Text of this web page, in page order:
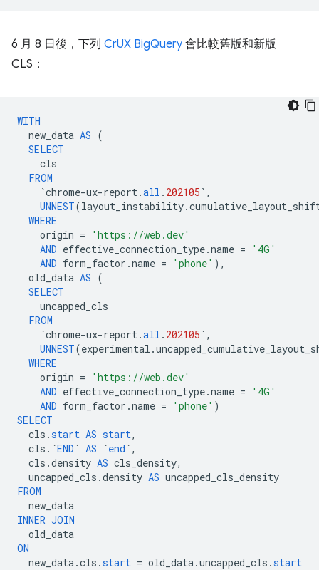
6 月 8 日後，下列 CrUX BigQuery 會比較舊版和新版
CLS：
WITH
new_data AS (
SELECT
cls
FROM
`chrome-ux-report.all . 202105 ` ,
UNNEST(layout_instability.
WHERE
origin =
'https://web.dev'
AND effective_connection_type.name =
'4G'
AND form_factor .name = 'phone' ),
old_data AS (
SELECT
uncapped_cls
FROM
`chrome-ux-report.all . 202105 ` ,
UNNEST(experimental .
WHERE
origin =
'https://web.dev'
AND effective_connection_type.name =
'4G'
AND form_factor .name = 'phone' )
SELECT
cls .start AS start,
cls . `END ` AS `end ` ,
cls .density AS cls_density,
uncapped_cls .density AS uncapped_cls_density
FROM
new_data
INNER JOIN
old_data
ON
new_data.cls .start = old_data.uncapped_cls .start